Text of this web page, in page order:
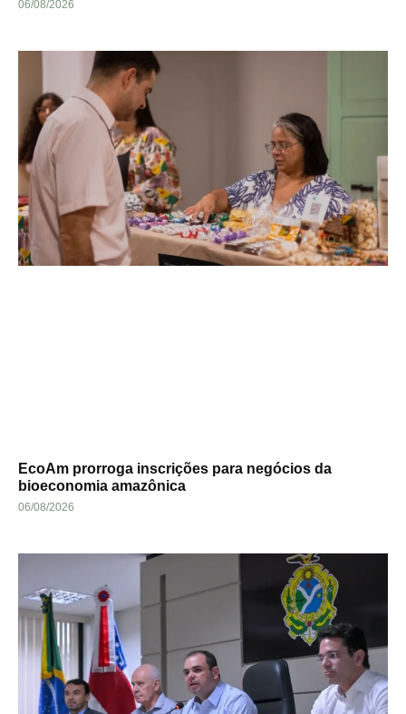
06/08/2026
EcoAm prorroga inscrições para negócios da
bioeconomia amazônica
06/08/2026